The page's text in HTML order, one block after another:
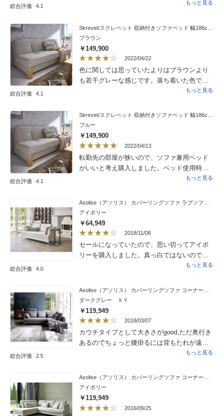
総合評価 4.1
設置されました。なんか変だと思い、説明書
し残念でマイナス1にしました。
もっと見る
総合評価 4.1
ブラウン
￥149,900
2022/04/22
色に関しては思っていたよりはブラウンより
も若干グレーな感じです。落ち着いた色で高
級感もあり差し色のクッシュンなどお部屋の
の使用にこだわったとのことでソファーとし
ては固めは好みが分かれるでしょうか？座り
心地はしっかりしています。私は固めが好み
なのでベットとしても寝心地は中々よいで
す。以前使用していたソファーはベットとし
て使用するタイプではなくアートなデザイン
でしたが実用的なデザインで無駄がなく落ち
もっと見る
総合評価 4.1
ブルー
￥149,900
2022/04/13
転勤先の部屋が狭いので、ソファ兼用ベッド
がいいと考え購入しました。ベッド使用時、
マッドレスの硬さがあり、腰がとても楽で
のベッドよりもいいくらいです。とてもいい
買い物をしました。
もっと見る
総合評価 4.0
アイボリー
￥64,949
2018/11/08
セールになっていたので、思い切ってアイボ
リーを購入しました。真っ白ではないので、
色はちょうどいいと思います。クッションは
イドのクッションはカバーがよれっとした感
じなので、綿が足りないのかなと思いまし
た。設置組み立てもお願いしたので、あっと
いう間に設置してもらえて楽でした。この金
額なので、総合的に満足です。
もっと見る
総合評価 2.5
ダークグレー ＸＹ
￥119,949
2018/03/07
カウチタイプとして大きさがgood,ただ奥行き
あるのでちょっと腰掛るには背もたれが遠い
ですがそこは付属クッションでカバー。サイ
す。足の高さも掃除機が入るちょうどよい高
さ。ただシートはふんわり感にかけます。硬
めのベッド・マットに座っている感じなので
好みが別れるかも。私は沈みすぎずきらいで
もっと見る
Asolise（アソリス） カバーリングソファ コーナーソファセット座って右
アイボリー
￥119,949
2016/09/25